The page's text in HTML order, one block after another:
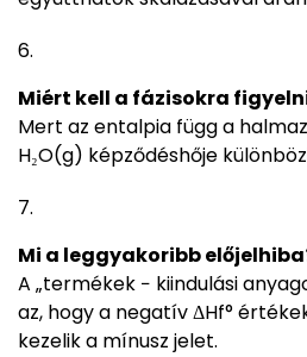
Miért kell a fázisokra
Mert az entalpia függ a
H₂O(g) képződéshője
Mi a leggyakoribb
A „termékek − kiindulási
az, hogy a negatív ΔHf°
kezelik a mínusz jelet.